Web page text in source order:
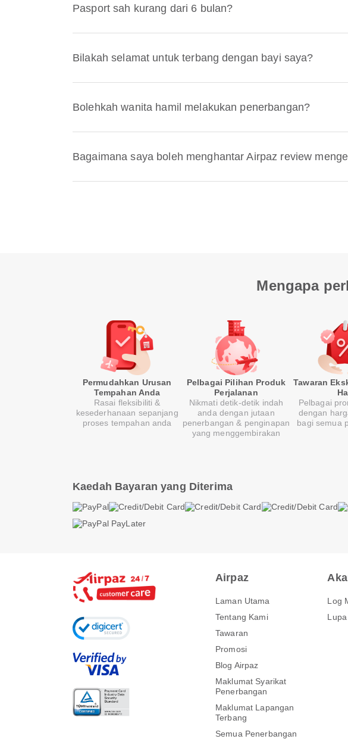
Pasport sah kurang dari 6 bulan?
Bilakah selamat untuk terbang dengan bayi saya?
Bolehkah wanita hamil melakukan penerbangan?
Bagaimana saya boleh menghantar Airpaz review
Mengapa
Permudahkan Urusan
Tempahan Anda
Rasai fleksibiliti &
kesederhanaan sepanjang
proses tempahan anda
Pelbagai Pilihan Produk
Perjalanan
Nikmati detik-detik indah
anda dengan jutaan
penerbangan & penginapan
yang menggembirakan
Tawaran
Pelbagai
dengan
bagi semua
Kaedah Bayaran yang Diterima
Airpaz
Laman Utama
Tentang Kami
Tawaran
Promosi
Blog Airpaz
Maklumat Syarikat
Penerbangan
Maklumat Lapangan
Terbang
Semua Penerbangan
Log